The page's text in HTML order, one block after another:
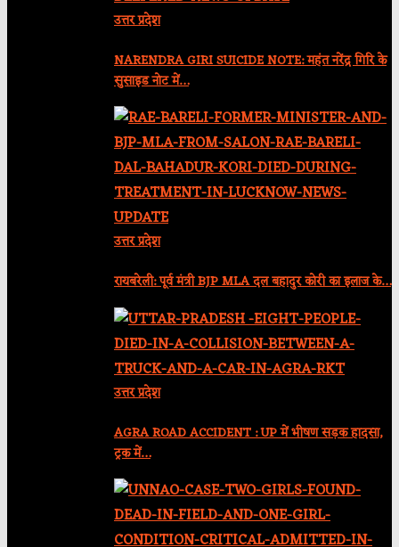
उत्तर प्रदेश
NARENDRA GIRI SUICIDE NOTE: महंत नरेंद्र गिरि के
सुसाइड नोट में…
उत्तर प्रदेश
रायबरेली: पूर्व मंत्री BJP MLA दल बहादुर कोरी का इलाज के…
उत्तर प्रदेश
AGRA ROAD ACCIDENT : UP में भीषण सड़क हादसा,
ट्रक में…